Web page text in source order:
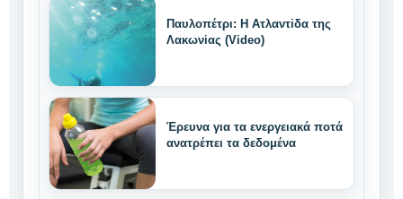
Παυλοπέτρι: Η Ατλαντiδα της
Λακωνiας (Video)
Έρευνα για τα ενεργειακά ποτά
ανατρέπει τα δεδομένα